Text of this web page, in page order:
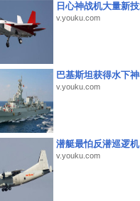
日心神战机大量新
v.youku.com
巴基斯坦获得水下
v.youku.com
潜艇最怕反潜巡逻机
v.youku.com